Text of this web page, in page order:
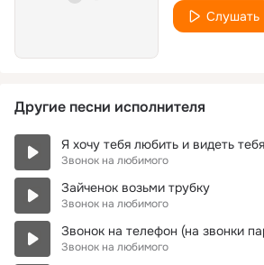
Слушать
Другие песни исполнителя
Я хочу тебя любить и видеть
Звонок на любимого
Зайченок возьми трубку
Звонок на любимого
Звонок на любимого